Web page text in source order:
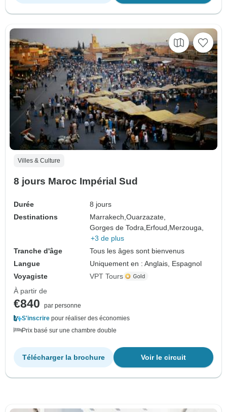
Villes & Culture
8 jours Maroc Impérial Sud
Durée
8 jours
Destinations
Marrakech,Ouarzazate,
Gorges de Todra, Erfoud, Merzouga,
+3 de plus
Tranche d'âge
Tous les âges sont bienvenus
Langue
Uniquement en : Anglais, Espagnol
Voyagiste
VPT Tours
À partir de
€840
par personne
S'inscrire pour réaliser des économies
Prix basé sur une chambre double
Voir le circuit
Télécharger la brochure